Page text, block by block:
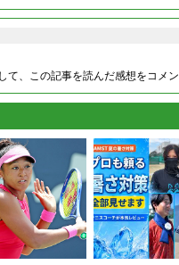
、この記事を読んだ感想をコメン